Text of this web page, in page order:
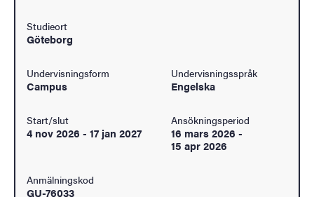
Studieort
Göteborg
Undervisningsform
Campus
Undervisningsspråk
Engelska
Start/slut
4 nov 2026 - 17 jan 2027
Ansökningsperiod
16 mars 2026 -
15 apr 2026
Anmälningskod
GU-76033